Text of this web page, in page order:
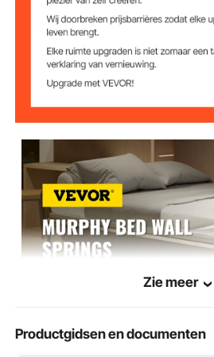
Afmetingen
veermechanisme
235 x
Afmetingen poot 355 x
Zie meer
Productgidsen en documenten